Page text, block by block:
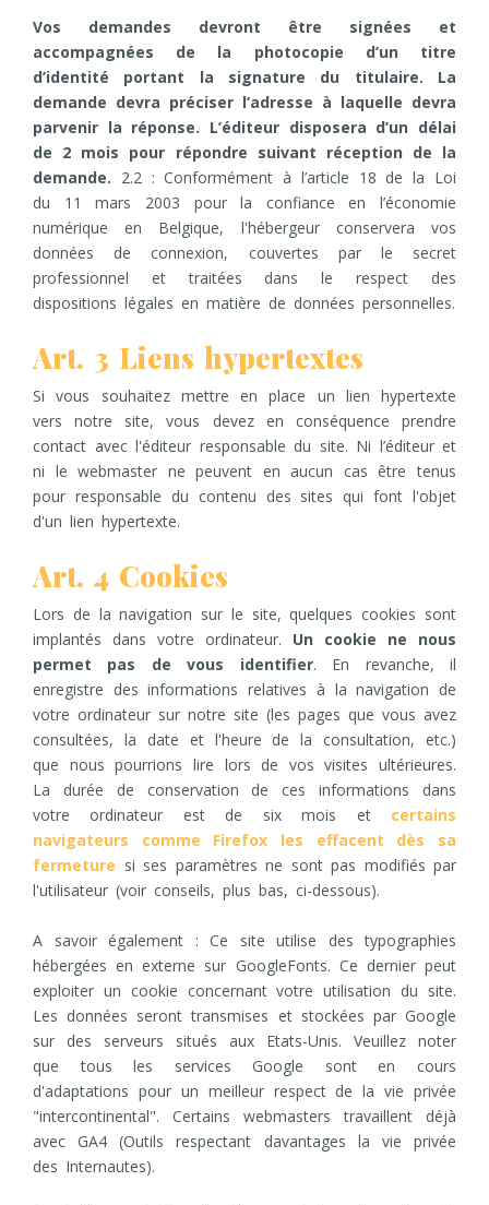
Vos demandes devront être signées et
accompagnées de la photocopie d’un titre
d’identité portant la signature du titulaire. La
demande devra préciser l’adresse à laquelle devra
parvenir la réponse. L’éditeur disposera d’un délai
de 2 mois pour répondre suivant réception de la
demande. 2.2 : Conformément à l’article 18 de la Loi
du 11 mars 2003 pour la confiance en l’économie
numérique en Belgique, l'hébergeur conservera vos
données de connexion, couvertes par le secret
professionnel et traitées dans le respect des
dispositions légales en matière de données personnelles.
Art. 3 Liens hypertextes
Si vous souhaitez mettre en place un lien hypertexte
vers notre site, vous devez en conséquence prendre
contact avec l'éditeur responsable du site. Ni l’éditeur et
ni le webmaster ne peuvent en aucun cas être tenus
pour responsable du contenu des sites qui font l'objet
d'un lien hypertexte.
Art. 4 Cookies
Lors de la navigation sur le site, quelques cookies sont
implantés dans votre ordinateur. Un cookie ne nous
permet pas de vous identifier. En revanche, il
enregistre des informations relatives à la navigation de
votre ordinateur sur notre site (les pages que vous avez
consultées, la date et l'heure de la consultation, etc.)
que nous pourrions lire lors de vos visites ultérieures.
La durée de conservation de ces informations dans
votre ordinateur est de six mois et certains
navigateurs comme Firefox les effacent dès sa
fermeture si ses paramètres ne sont pas modifiés par
l'utilisateur (voir conseils, plus bas, ci-dessous).
A savoir également : Ce site utilise des typographies
hébergées en externe sur GoogleFonts. Ce dernier peut
exploiter un cookie concernant votre utilisation du site.
Les données seront transmises et stockées par Google
sur des serveurs situés aux Etats-Unis. Veuillez noter
que tous les services Google sont en cours
d'adaptations pour un meilleur respect de la vie privée
"intercontinental". Certains webmasters travaillent déjà
avec GA4 (Outils respectant davantages la vie privée
des Internautes).